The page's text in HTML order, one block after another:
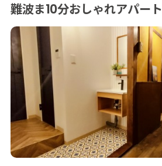
難波ま10分おしゃれアパート